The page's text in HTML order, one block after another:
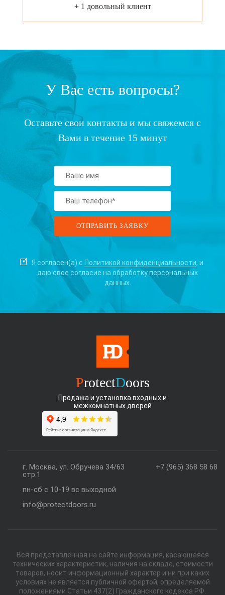
+ 1 довольный клиент
У Вас есть вопросы?
Оставьте свои контакты и мы свяжемся с
Вами в течение 15 минут
Я согласен(а) с Политикой конфиденциальности, и
даю свое согласие на обработку персональных
данных.
ProtectDoors
Продажа и установка входных и
межкомнатных дверей
+7 (965) 368 58 68
г. Москва, ул. Обручева 34/63
стр.1
пн-сб с 10-19 вс выходной
info@protectdoors.ru
Вся представленная на сайте информация, касающаяся
технических характеристик, наличия на складе, стоимости
товаров, носит информационный характер и ни при каких
условиях не является публичной офертой, определяемой
положениями Статьи 437(2) Гражданского кодекса РФ.